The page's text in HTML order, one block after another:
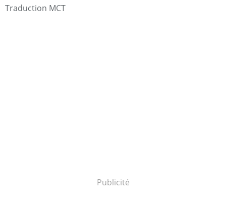
Traduction MCT
Publicité